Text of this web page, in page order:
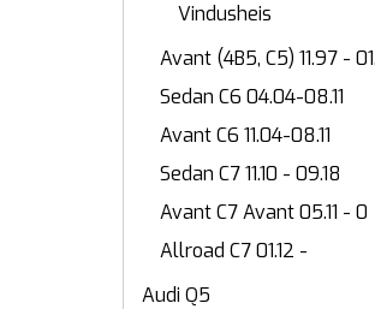
Vindusheis
Avant (4B5, C5) 11.97 -
Sedan C6 04.04-08.11
Avant C6 11.04-08.11
Sedan C7 11.10 - 09.18
Avant C7 Avant 05.11 - 0
Allroad C7 01.12 -
Audi Q5